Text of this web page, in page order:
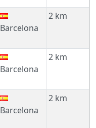
Barcelona
2 km
Barcelona
2 km
Barcelona
2 km